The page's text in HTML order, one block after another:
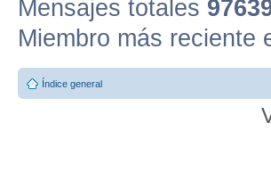
Mensajes totales
Miembro más reciente
Índice general